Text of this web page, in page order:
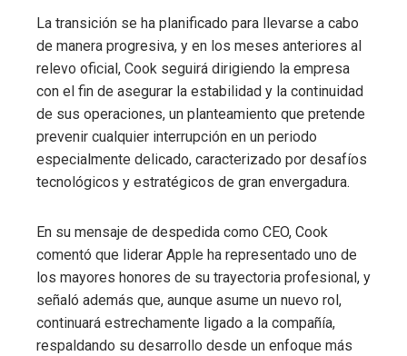
La transición se ha planificado para llevarse a cabo
de manera progresiva, y en los meses anteriores al
relevo oficial, Cook seguirá dirigiendo la empresa
con el fin de asegurar la estabilidad y la continuidad
de sus operaciones, un planteamiento que pretende
prevenir cualquier interrupción en un periodo
especialmente delicado, caracterizado por desafíos
tecnológicos y estratégicos de gran envergadura.
En su mensaje de despedida como CEO, Cook
comentó que liderar Apple ha representado uno de
los mayores honores de su trayectoria profesional, y
señaló además que, aunque asume un nuevo rol,
continuará estrechamente ligado a la compañía,
respaldando su desarrollo desde un enfoque más